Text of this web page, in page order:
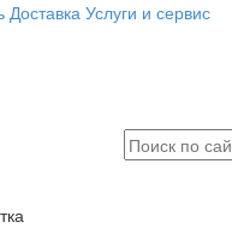
Доставка Услуги и сервис